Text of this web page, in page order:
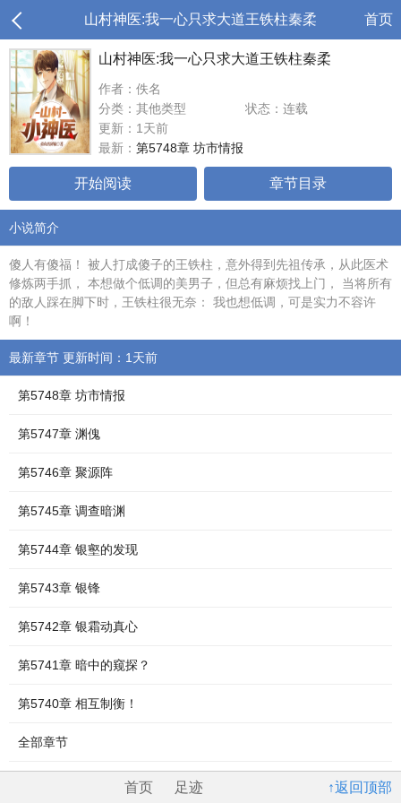
山村神医:我一心只求大道王铁柱秦柔 首页
山村神医:我一心只求大道王铁柱秦柔
作者：佚名
分类：其他类型
状态：连载
更新：1天前
最新： 第5748章 坊市情报
开始阅读 章节目录
小说简介
傻人有傻福！ 被人打成傻子的王铁柱，意外得到先祖传承，从此医术
修炼两手抓， 本想做个低调的美男子，但总有麻烦找上门， 当将所有
的敌人踩在脚下时，王铁柱很无奈： 我也想低调，可是实力不容许
啊！
最新章节 更新时间：1天前
第5748章 坊市情报
第5747章 渊傀
第5746章 聚源阵
第5745章 调查暗渊
第5744章 银壑的发现
第5743章 银锋
第5742章 银霜动真心
第5741章 暗中的窥探？
第5740章 相互制衡！
全部章节
↑返回顶部
首页 足迹